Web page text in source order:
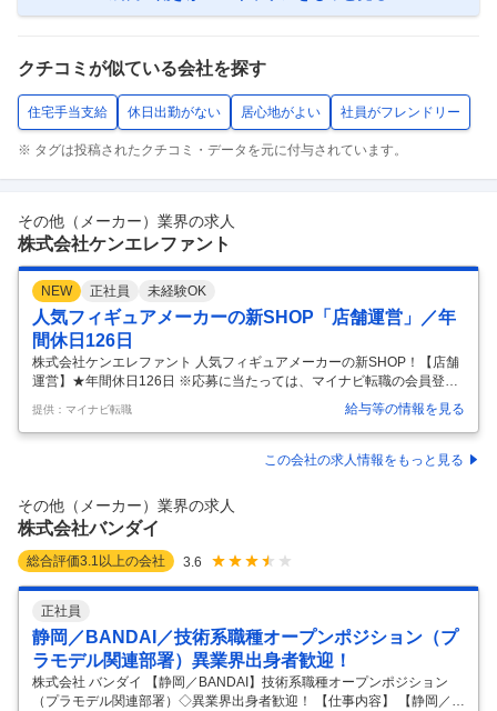
クチコミが似ている会社を探す
住宅手当支給 休日出勤がない 居心地がよい 社員がフレンドリー
※ タグは投稿されたクチコミ・データを元に付与されています。
その他（メーカー）業界の求人
株式会社ケンエレファント
NEW 正社員 未経験OK
人気フィギュアメーカーの新SHOP「店舗運営」／年
間休日126日
株式会社ケンエレファント 人気フィギュアメーカーの新SHOP！【店舗
運営】★年間休日126日 ※応募に当たっては、マイナビ転職の会員登録
が必須となっております。 詳細な応募方法は下記【応募方法】をご確認
くださいませ。 【仕事内容】 【既存店でOJT研修でステップアップ】◆
新ショップ「ケンエレブンシツ」での販売・接客、商品ギャラリーの管
理、アルバイトのシフト管理などを担当◇店舗での販売・接客 ◇清掃、
ラリーの管理運営 など ＼以下の業務も少しづつお任せ／ ☆本社や各店
舗と連携した商品展開 ☆本社会議への出席～情報共有 ☆新たなア
提供：マイナビ転職 給与等の情報を見る
この会社の求人情報をもっと見る
その他（メーカー）業界の求人
株式会社バンダイ
総合評価3.1 以上の会社 3.6
正社員
静岡／BANDAI／技術系職種オープンポジション（プ
ラモデル関連部署）異業界出身者歓迎！
株式会社 バンダイ 【静岡／BANDAI】技術系職種オープンポジション
（プラモデル関連部署）◇異業界出身者歓迎！ 【仕事内容】 【静岡／B